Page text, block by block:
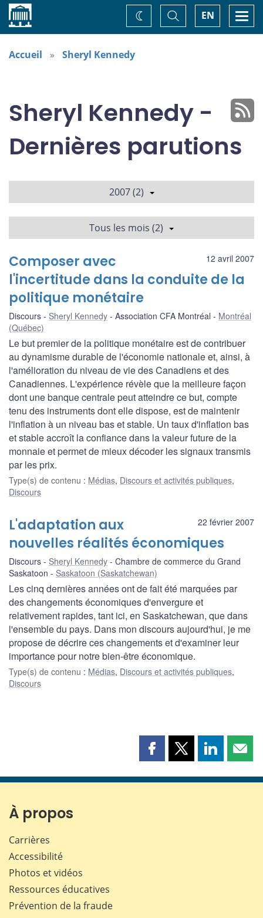
Accueil EN
Basculer
la
recherche
Changez
de
Accueil Sheryl Kennedy
Sheryl Kennedy -
Dernières parutions
2007 (2)
Tous les mois (2)
12 avril 2007
Composer avec
l'incertitude dans la conduite de la
politique monétaire
Discours Sheryl Kennedy Association CFA Montréal
Montréal
(Québec)
Le but premier de la politique monétaire est de contribuer
au dynamisme durable de l'économie nationale et, ainsi, à
l'amélioration du niveau de vie des Canadiens et des
Canadiennes. L'expérience révèle que la meilleure façon
dont une banque centrale peut atteindre ce but, compte
tenu des instruments dont elle dispose, est de maintenir
l'inflation à un niveau bas et stable. Un taux d'inflation bas
et stable accroît la confiance dans la valeur future de la
monnaie et permet de mieux décoder les signaux transmis
par les prix.
Type(s) de contenu : Médias, Discours et activités publiques,
Discours
22 février 2007
L'adaptation aux
nouvelles réalités économiques
Discours Sheryl Kennedy
Chambre de commerce du Grand
Saskatoon
Saskatoon (Saskatchewan)
Les cinq dernières années ont de fait été marquées par
des changements économiques d'envergure et
relativement rapides, tant ici, en Saskatchewan, que dans
l'ensemble du pays. Dans mon discours aujourd'hui, je me
propose de décrire ces changements et d'examiner leur
importance pour notre bien-être économique.
Type(s) de contenu : Médias, Discours et activités publiques,
Discours
Partager
page
Partager
page
Partager
page page
À propos
Carrières
Accessibilité
Photos et vidéos
Ressources éducatives
Prévention de la fraude